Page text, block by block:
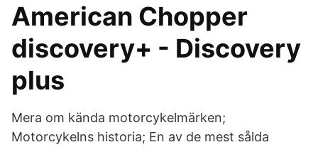
American Chopper
discovery+ - Discovery
plus
Mera om kända motorcykelmärken;
Motorcykelns historia; En av de mest sålda